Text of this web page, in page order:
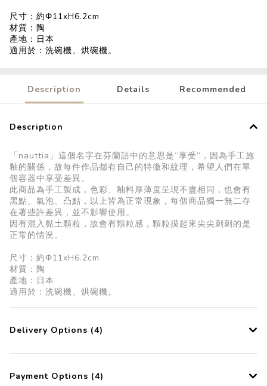
尺寸：約Φ11xH6.2cm
材質：陶
產地：日本
適用於：洗碗機、烘碗機。
Description Details Recommended
Description
「nauttia」這個名字在芬蘭語中的意思是“享受”，因為手工施
釉的關係，故每件作品都有自己的特徵和紋理，希望人們在單
個容器中享受差異。
此商品為手工製成，色彩、釉料厚薄度呈現不盡相同，也會有
黑點、氣泡、凸點，以上皆為正常現象，每個商品獨一無二存
在著些許差異，並不影響使用。
因有混入黏土顆粒，故會有顆粒感，顆粒摸起來尖尖刺刺的是
正常的情況。
尺寸：約Φ11xH6.2cm
材質：陶
產地：日本
適用於：洗碗機、烘碗機。
Delivery Options (4)
Payment Options (4)